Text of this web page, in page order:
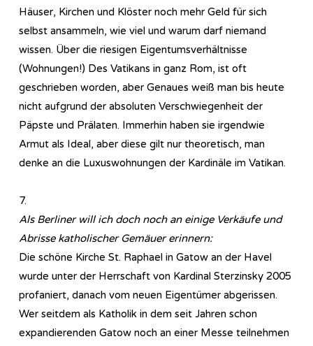
Häuser, Kirchen und Klöster noch mehr Geld für sich
selbst ansammeln, wie viel und warum darf niemand
wissen. Über die riesigen Eigentumsverhältnisse
(Wohnungen!) Des Vatikans in ganz Rom, ist oft
geschrieben worden, aber Genaues weiß man bis heute
nicht aufgrund der absoluten Verschwiegenheit der
Päpste und Prälaten. Immerhin haben sie irgendwie
Armut als Ideal, aber diese gilt nur theoretisch, man
denke an die Luxuswohnungen der Kardinäle im Vatikan.
7.
Als Berliner will ich doch noch an einige Verkäufe und
Abrisse katholischer Gemäuer erinnern:
Die schöne Kirche St. Raphael in Gatow an der Havel
wurde unter der Herrschaft von Kardinal Sterzinsky 2005
profaniert, danach vom neuen Eigentümer abgerissen.
Wer seitdem als Katholik in dem seit Jahren schon
expandierenden Gatow noch an einer Messe teilnehmen